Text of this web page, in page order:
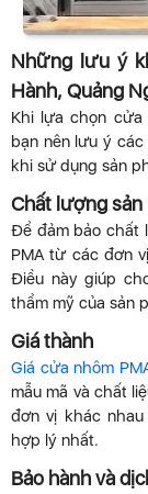
Những lưu ý
Hành, Quảng
Khi lựa chọn cửa
bạn nên lưu ý
khi sử dụng sản
Chất lượng sản
Để đảm bảo chất
PMA từ các đơn
Điều này giúp
thẩm mỹ của sản
Giá thành
Giá cửa nhôm
mẫu mã và chất
đơn vị khác
hợp lý nhất.
Bảo hành và